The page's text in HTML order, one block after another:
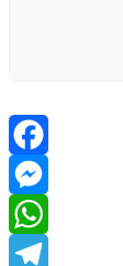
Facebook
Messenger
WhatsApp